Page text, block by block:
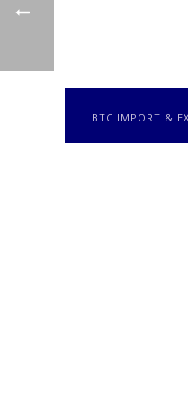
BTC IMPORT &